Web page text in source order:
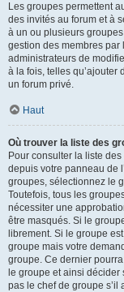
Les groupes permettent
des invités au forum et à
à un ou plusieurs
gestion des membres par
administrateurs de
à la fois, telles qu’ajouter
un forum privé.
Haut
Où trouver la liste des
Pour consulter la liste
depuis votre panneau de
groupes, sélectionnez le
Toutefois, tous les
nécessiter une
être masqués. Si le
librement. Si le groupe
groupe mais votre
groupe. Ce dernier
le groupe et ainsi décider
pas le chef de groupe